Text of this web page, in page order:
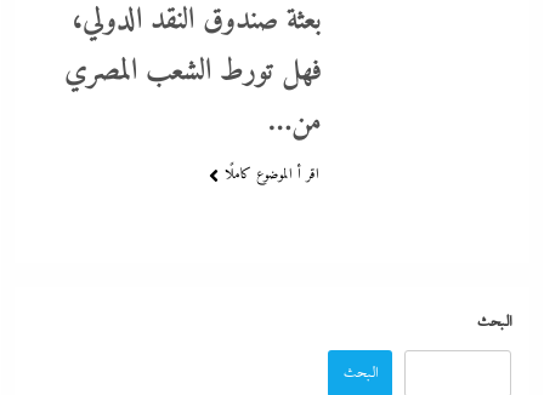
بعثة صندوق النقد الدولي،
فهل تورط الشعب المصري
من…
اقر أ الموضوع كاملًا
البحث
البحث
وقوات تيجراي..ونظام آبي أحمد يرتعب